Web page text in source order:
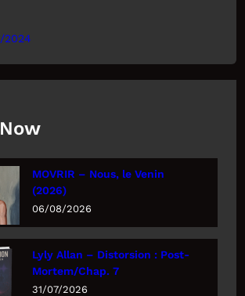
2024
MOVRIR – Nous, le Venin
(2026)
06/08/2026
Lyly Allan – Distorsion : Post-
Mortem/Chap. 7
31/07/2026